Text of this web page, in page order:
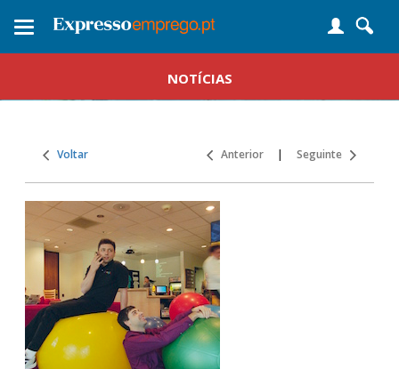
Toggle
NOTÍCIAS
Voltar Anterior | Seguinte